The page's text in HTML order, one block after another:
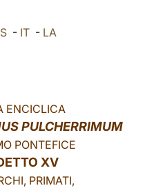
中文
LATINE
- IT- LA
ENCICLICA
PULCHERRIMUM
PONTEFICE
XV
PRIMATI,